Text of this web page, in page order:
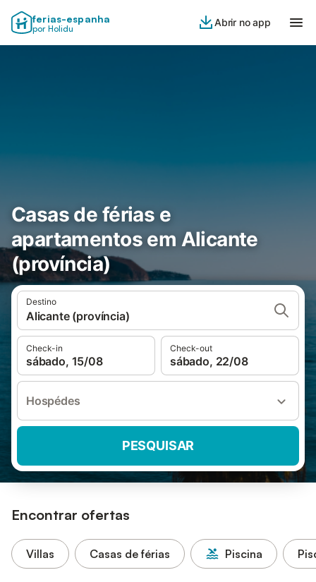
ferias-espanha
por Holidu
Abrir no app
Casas de férias e
apartamentos em Alicante
(província)
Destino
Alicante (província)
Check-in
sábado, 15/08
Check-out
sábado, 22/08
Hospédes
PESQUISAR
Encontrar ofertas
Villas Casas de férias Piscina